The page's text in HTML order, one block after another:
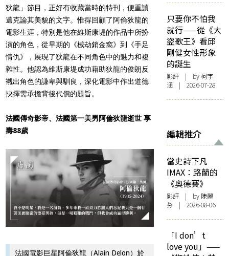
狄龍」節目，正好有收藏當時的特刊，便重讀
邁克論其美貌的文字。惟得回顧了阿倫狄龍的
電影生涯，特別是他在維斯康堤的作品中所扮
演的角色，從早期的《械劫銷金窩》到《手足
情仇》，展現了狄龍在不同角色中的魅力和複
雜性。他認為維斯康堤成功藉助狄龍的俊朗反
襯出角色的謙卑與馴良，深化電影中作出道德
抉擇需承擔背後代價的題旨。
法國傳奇影帝、法國第一美男阿倫狄龍逝世 享
壽88歲
法國電影巨星阿倫狄龍（Alain Delon）於
只要你不怕我
就行——從《大
盜歌王》看邱
剛健女性形象
的誕生
影評 | by 柯宇
涵 | 2026-07-28
編輯推介
當史詩下凡
IMAX：路蘭的
《奧德賽》
影評 | by 陳麗
芬 | 2026-08-06
「I don’t
love you」——